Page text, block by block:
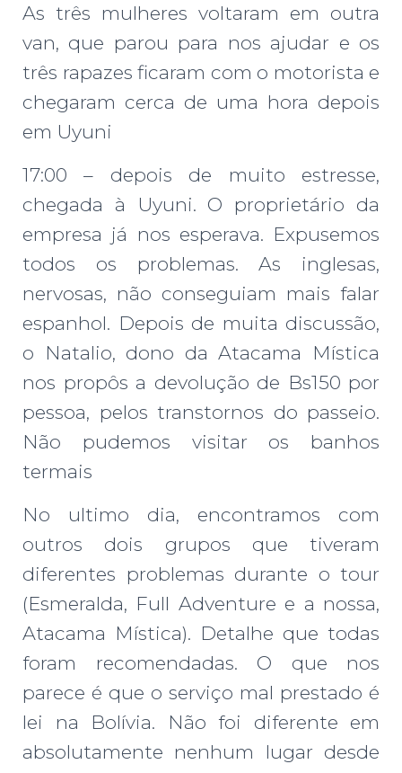
As três mulheres voltaram em outra
van, que parou para nos ajudar e os
três rapazes ficaram com o motorista e
chegaram cerca de uma hora depois
em Uyuni
17:00 – depois de muito estresse,
chegada à Uyuni. O proprietário da
empresa já nos esperava. Expusemos
todos os problemas. As inglesas,
nervosas, não conseguiam mais falar
espanhol. Depois de muita discussão,
o Natalio, dono da Atacama Mística
nos propôs a devolução de Bs150 por
pessoa, pelos transtornos do passeio.
Não pudemos visitar os banhos
termais
No ultimo dia, encontramos com
outros dois grupos que tiveram
diferentes problemas durante o tour
(Esmeralda, Full Adventure e a nossa,
Atacama Mística). Detalhe que todas
foram recomendadas. O que nos
parece é que o serviço mal prestado é
lei na Bolívia. Não foi diferente em
absolutamente nenhum lugar desde